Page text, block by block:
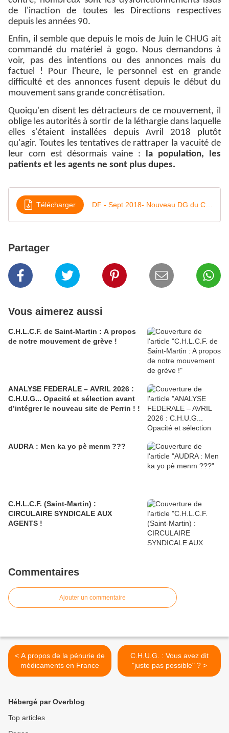
de l'inaction de toutes les Directions respectives
depuis les années 90.
Enfin, il semble que depuis le mois de Juin le CHUG ait
commandé du matériel à gogo. Nous demandons à
voir, pas des intentions ou des annonces mais du
factuel ! Pour l'heure, le personnel est en grande
difficulté et des annonces fusent depuis le début du
mouvement sans grande concrétisation.
Quoiqu'en disent les détracteurs de ce mouvement, il
oblige les autorités à sortir de la léthargie dans laquelle
elles s'étaient installées depuis Avril 2018 plutôt
qu'agir. Toutes les tentatives de rattraper la vacuité de
leur com est désormais vaine : la population, les
patients et les agents ne sont plus dupes.
Télécharger
Partager
Vous aimerez aussi
C.H.L.C.F. de Saint-Martin : A propos
de notre mouvement de grève !
ANALYSE FEDERALE – AVRIL 2026 :
C.H.U.G... Opacité et sélection avant
d’intégrer le nouveau site de Perrin ! !
AUDRA : Men ka yo pè menm ???
C.H.L.C.F. (Saint-Martin) :
CIRCULAIRE SYNDICALE AUX
AGENTS !
Commentaires
Ajouter un commentaire
< A propos de la pénurie de
médicaments en France
C.H.U.G. : Vous avez dit
"juste pas possible" ? >
Hébergé par Overblog
Top articles